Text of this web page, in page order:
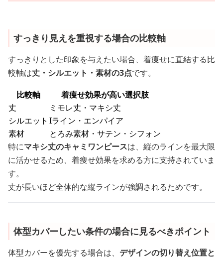
すっきり見えを重視する場合の比較軸
すっきりとした印象を与えたい場合、着痩せに直結する比
較軸は丈・シルエット・素材の3点です。
比較軸
着痩せ効果が高い選択肢
丈
ミモレ丈・マキシ丈
シルエット Iライン・エンパイア
素材
とろみ素材・サテン・シフォン
特にマキシ丈のキャミワンピースは、縦のラインを最大限
に活かせるため、着痩せ効果を求める方に支持されていま
す。
丈が長いほど全体的な縦ラインが強調されるためです。
体型カバーしたい条件の場合に見るべきポイント
体型カバーを優先する場合は、 デザインの切り替え位置と